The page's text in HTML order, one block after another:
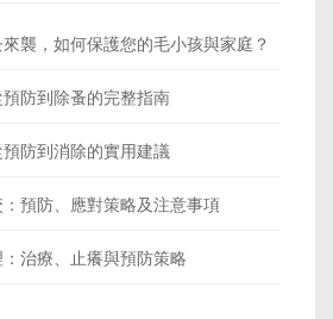
襲，如何保護您的毛小孩與家庭？
防到除蚤的完整指南
防到消除的實用建議
預防、應對策略及注意事項
治療、止癢與預防策略